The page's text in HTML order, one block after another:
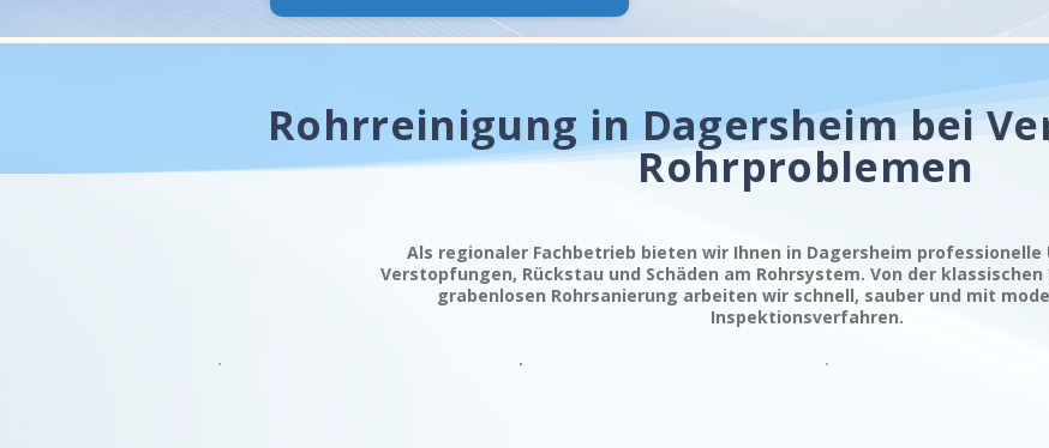
Rohrreinigung in Dagersheim bei
Rohrproblemen
Als regionaler Fachbetrieb bieten wir Ihnen in Dagersheim
Verstopfungen, Rückstau und Schäden am Rohrsystem. Von der
grabenlosen Rohrsanierung arbeiten wir schnell, sauber und mit
Inspektionsverfahren.